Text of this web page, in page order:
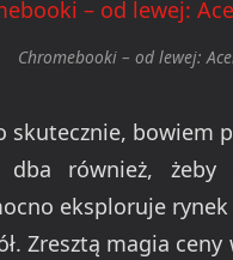
Chromebooki – od lewej:
skutecznie, bowiem
dba również, żeby
eksploruje
Zresztą magia